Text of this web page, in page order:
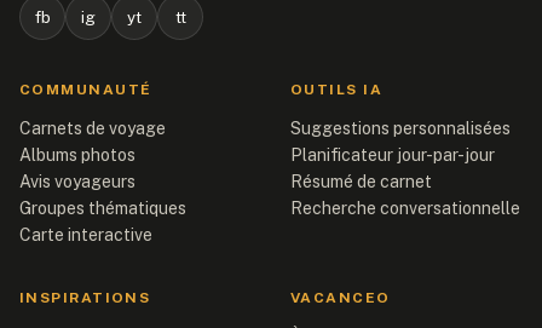
fb ig yt tt
COMMUNAUTÉ
Carnets de voyage
Albums photos
Avis voyageurs
Groupes thématiques
Carte interactive
OUTILS IA
Suggestions personnalisées
Planificateur jour-par-jour
Résumé de carnet
Recherche conversationnelle
INSPIRATIONS VACANCEO